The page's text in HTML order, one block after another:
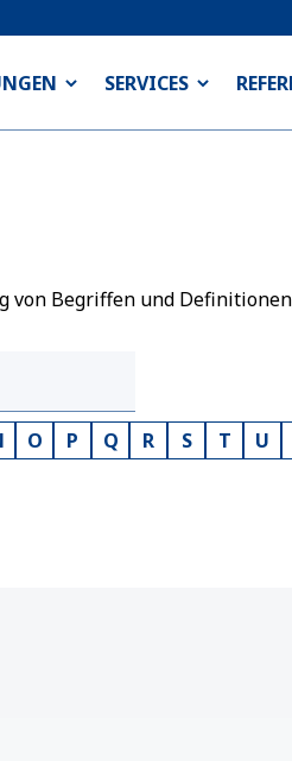
SERVICES
von Begriffen und
O P Q R S T U